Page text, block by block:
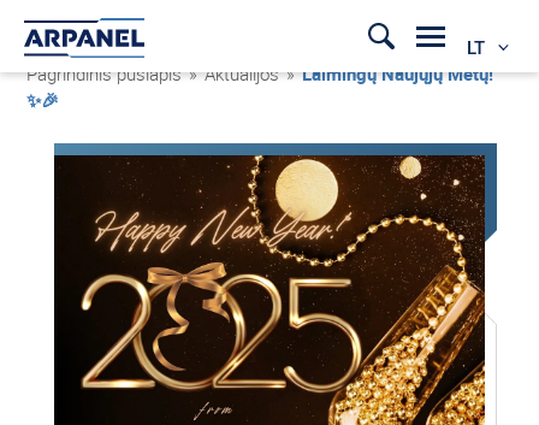
LT
Pagrindinis puslapis » Aktualijos »Laimingų Naujųjų Metų!
✨🎉